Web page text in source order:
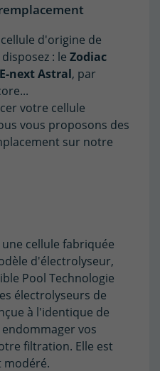
d'origine de
: le Zodiac
E-next Astral, par
votre cellule
vous proposons des
sur notre
cellule fabriquée
d'électrolyseur,
Pool Technologie
électrolyseurs de
à l'identique de
vos
filtration. Elle est
modéré.